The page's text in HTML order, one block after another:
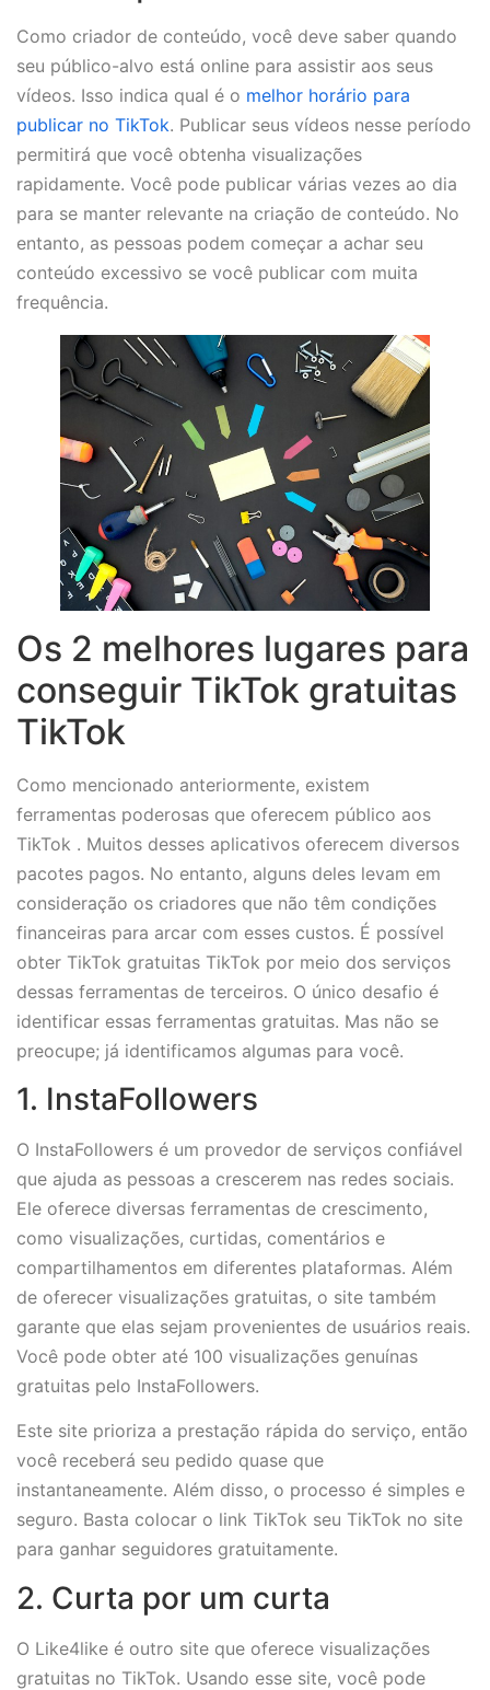
Como criador de conteúdo, você deve saber quando
seu público-alvo está online para assistir aos seus
vídeos. Isso indica qual é o melhor horário para
publicar no TikTok. Publicar seus vídeos nesse período
permitirá que você obtenha visualizações
rapidamente. Você pode publicar várias vezes ao dia
para se manter relevante na criação de conteúdo. No
entanto, as pessoas podem começar a achar seu
conteúdo excessivo se você publicar com muita
frequência.
Os 2 melhores lugares para
conseguir TikTok gratuitas
TikTok
Como mencionado anteriormente, existem
ferramentas poderosas que oferecem público aos
TikTok . Muitos desses aplicativos oferecem diversos
pacotes pagos. No entanto, alguns deles levam em
consideração os criadores que não têm condições
financeiras para arcar com esses custos. É possível
obter TikTok gratuitas TikTok por meio dos serviços
dessas ferramentas de terceiros. O único desafio é
identificar essas ferramentas gratuitas. Mas não se
preocupe; já identificamos algumas para você.
1. InstaFollowers
O InstaFollowers é um provedor de serviços confiável
que ajuda as pessoas a crescerem nas redes sociais.
Ele oferece diversas ferramentas de crescimento,
como visualizações, curtidas, comentários e
compartilhamentos em diferentes plataformas. Além
de oferecer visualizações gratuitas, o site também
garante que elas sejam provenientes de usuários reais.
Você pode obter até 100 visualizações genuínas
gratuitas pelo InstaFollowers.
Este site prioriza a prestação rápida do serviço, então
você receberá seu pedido quase que
instantaneamente. Além disso, o processo é simples e
seguro. Basta colocar o link TikTok seu TikTok no site
para ganhar seguidores gratuitamente.
2. Curta por um curta
O Like4like é outro site que oferece visualizações
gratuitas no TikTok. Usando esse site, você pode